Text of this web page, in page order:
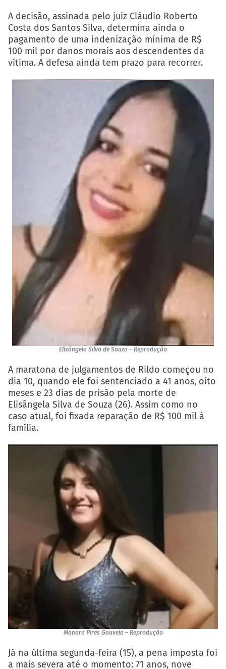
A decisão, assinada pelo juiz Cláudio Roberto
Costa dos Santos Silva, determina ainda o
pagamento de uma indenização mínima de R$
100 mil por danos morais aos descendentes da
vítima. A defesa ainda tem prazo para recorrer.
Elisângela Silva de Souza – Reprodução
A maratona de julgamentos de Rildo começou no
dia 10, quando ele foi sentenciado a 41 anos, oito
meses e 23 dias de prisão pela morte de
Elisângela Silva de Souza (26). Assim como no
caso atual, foi fixada reparação de R$ 100 mil à
família.
Monara Pires Gouveia – Reprodução
Já na última segunda-feira (15), a pena imposta foi
a mais severa até o momento: 71 anos, nove